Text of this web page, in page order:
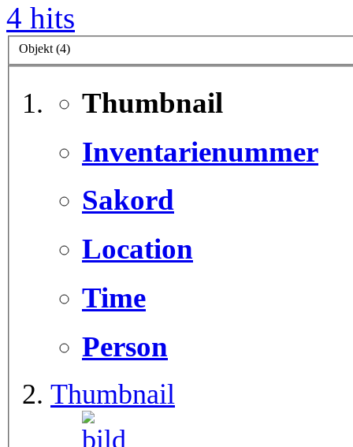
4 hits
Objekt (4)
Thumbnail
Inventarienummer
Sakord
Location
Time
Person
Thumbnail